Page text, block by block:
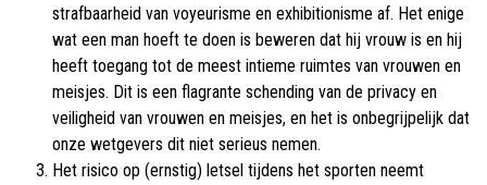
strafbaarheid van voyeurisme en exhibitionisme af. Het enige
wat een man hoeft te doen is beweren dat hij vrouw is en hij
heeft toegang tot de meest intieme ruimtes van vrouwen en
meisjes. Dit is een flagrante schending van de privacy en
veiligheid van vrouwen en meisjes, en het is onbegrijpelijk dat
onze wetgevers dit niet serieus nemen.
Het risico op (ernstig) letsel tijdens het sporten neemt